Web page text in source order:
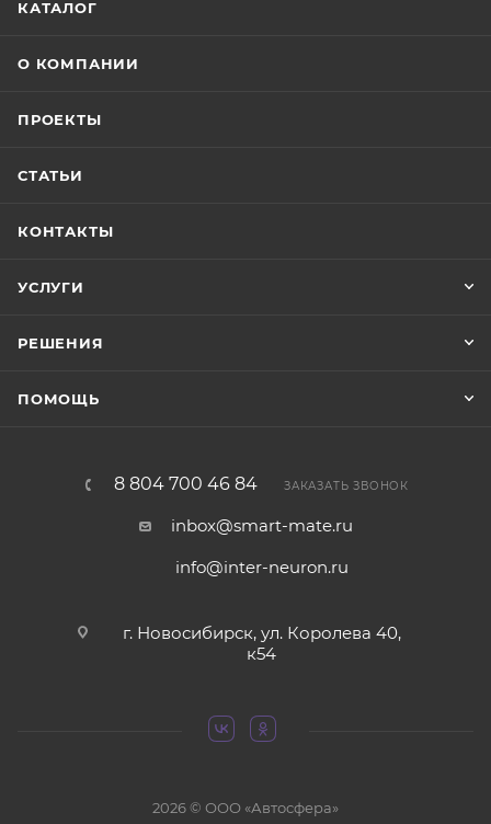
КАТАЛОГ
О КОМПАНИИ
ПРОЕКТЫ
СТАТЬИ
КОНТАКТЫ
УСЛУГИ
РЕШЕНИЯ
ПОМОЩЬ
8 804 700 46 84 ЗАКАЗАТЬ ЗВОНОК
inbox@smart-mate.ru
info@inter-neuron.ru
г. Новосибирск, ул. Королева 40,
к54
2026 © ООО «Автосфера»